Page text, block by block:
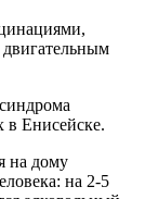
в Енисейске.
на дому
на 2-5